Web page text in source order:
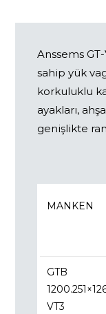
Anssems
sahip yük
korkuluklu
ayakları,
genişlikte
MANKEN
GTB
VT3